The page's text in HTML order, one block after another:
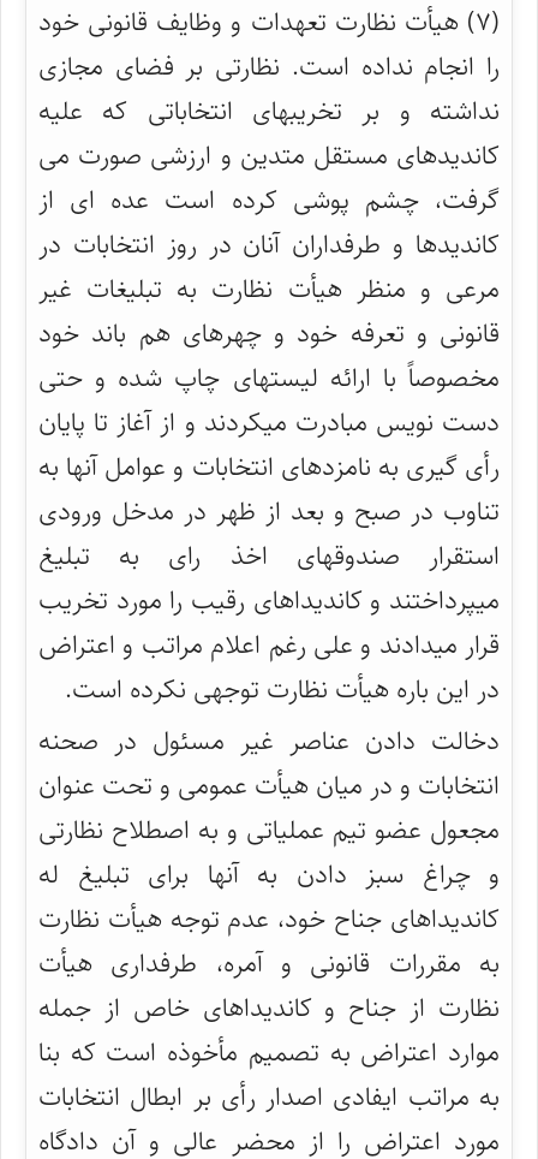
(۷) هیأت نظارت تعهدات و وظایف قانونی خود
را انجام نداده است. نظارتی بر فضای مجازی
نداشته و بر تخریبهای انتخاباتی که علیه
کاندیدهای مستقل متدین و ارزشی صورت می
گرفت، چشم پوشی کرده است عده ای از
کاندیدها و طرفداران آنان در روز انتخابات در
مرعی و منظر هیأت نظارت به تبلیغات غیر
قانونی و تعرفه خود و چهرهای هم باند خود
مخصوصاً با ارائه لیستهای چاپ شده و حتی
دست نویس مبادرت میکردند و از آغاز تا پایان
رأی گیری به نامزدهای انتخابات و عوامل آنها به
تناوب در صبح و بعد از ظهر در مدخل ورودی
استقرار صندوقهای اخذ رای به تبلیغ
میپرداختند و کاندیداهای رقیب را مورد تخریب
قرار میدادند و علی رغم اعلام مراتب و اعتراض
در این باره هیأت نظارت توجهی نکرده است.
دخالت دادن عناصر غیر مسئول در صحنه
انتخابات و در میان هیأت عمومی و تحت عنوان
مجعول عضو تیم عملیاتی و به اصطلاح نظارتی
و چراغ سبز دادن به آنها برای تبلیغ له
کاندیداهای جناح خود، عدم توجه هیأت نظارت
به مقررات قانونی و آمره، طرفداری هیأت
نظارت از جناح و کاندیداهای خاص از جمله
موارد اعتراض به تصمیم مأخوذه است که بنا
به مراتب ایفادی اصدار رأی بر ابطال انتخابات
مورد اعتراض را از محضر عالی و آن دادگاه